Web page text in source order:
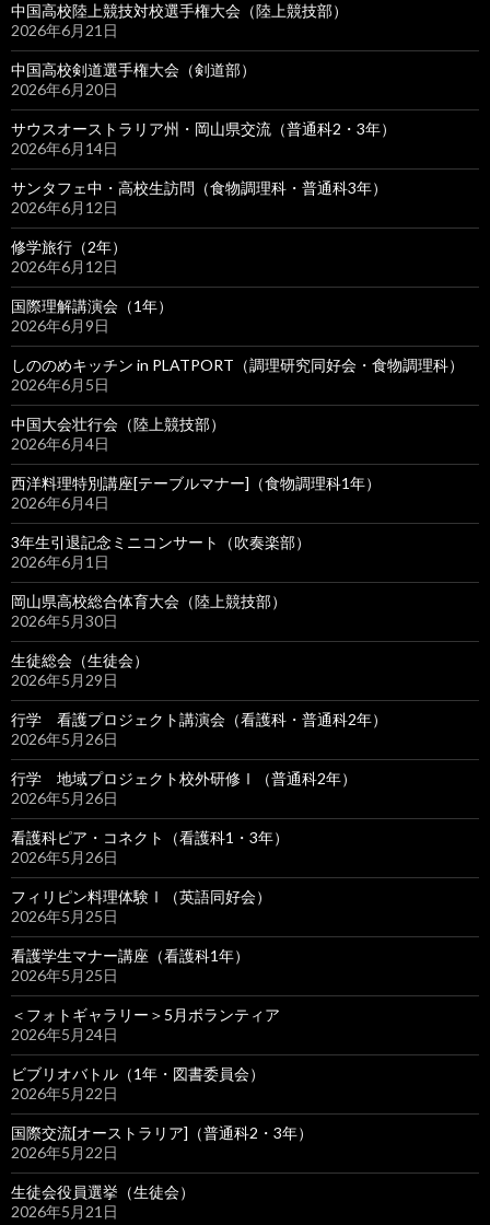
中国高校陸上競技対校選手権大会（陸上競技部）
2026年6月21日
中国高校剣道選手権大会（剣道部）
2026年6月20日
サウスオーストラリア州・岡山県交流（普通科2・3年）
2026年6月14日
サンタフェ中・高校生訪問（食物調理科・普通科3年）
2026年6月12日
修学旅行（2年）
2026年6月12日
国際理解講演会（1年）
2026年6月9日
しののめキッチン in PLATPORT（調理研究同好会・食物調理科）
2026年6月5日
中国大会壮行会（陸上競技部）
2026年6月4日
西洋料理特別講座[テーブルマナー]（食物調理科1年）
2026年6月4日
3年生引退記念ミニコンサート（吹奏楽部）
2026年6月1日
岡山県高校総合体育大会（陸上競技部）
2026年5月30日
生徒総会（生徒会）
2026年5月29日
行学 看護プロジェクト講演会（看護科・普通科2年）
2026年5月26日
行学 地域プロジェクト校外研修Ⅰ（普通科2年）
2026年5月26日
看護科ピア・コネクト（看護科1・3年）
2026年5月26日
フィリピン料理体験Ⅰ（英語同好会）
2026年5月25日
看護学生マナー講座（看護科1年）
2026年5月25日
＜フォトギャラリー＞5月ボランティア
2026年5月24日
ビブリオバトル（1年・図書委員会）
2026年5月22日
国際交流[オーストラリア]（普通科2・3年）
2026年5月22日
生徒会役員選挙（生徒会）
2026年5月21日